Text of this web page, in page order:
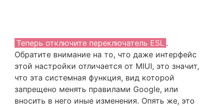
Теперь отключите переключатель ESL .
Обратите внимание на то, что даже интерфейс
этой настройки отличается от MIUI, это значит,
что эта системная функция, вид которой
запрещено менять правилами Google, или
вносить в него иные изменения. Опять же, это